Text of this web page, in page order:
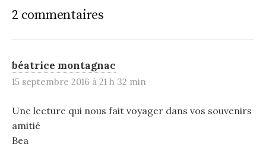
2 commentaires
béatrice montagnac
15 septembre 2016 à 21 h 32 min
Une lecture qui nous fait voyager dans vos souvenirs
amitié
Bea